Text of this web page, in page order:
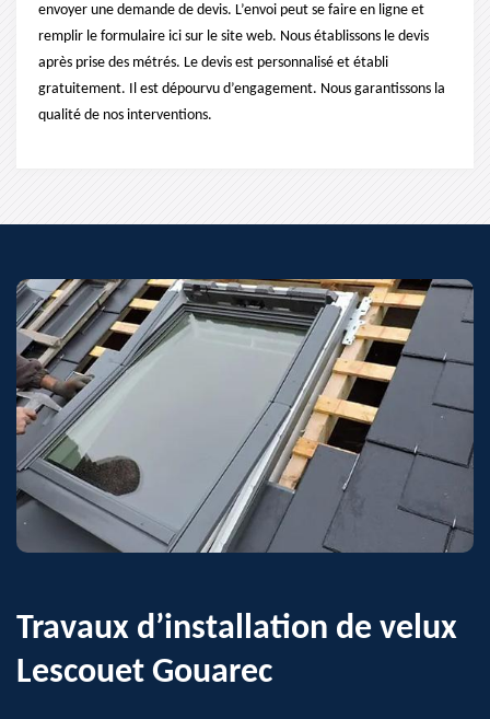
envoyer une demande de devis. L’envoi peut se faire en ligne et
remplir le formulaire ici sur le site web. Nous établissons le devis
après prise des métrés. Le devis est personnalisé et établi
gratuitement. Il est dépourvu d’engagement. Nous garantissons la
qualité de nos interventions.
Travaux d’installation de velux
Lescouet Gouarec